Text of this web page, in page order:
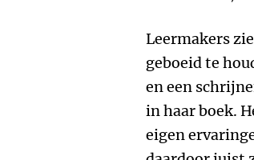
Leermakers
geboeid te
en een
in haar boek.
eigen